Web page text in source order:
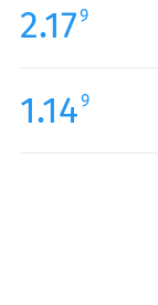
2.179
1.149